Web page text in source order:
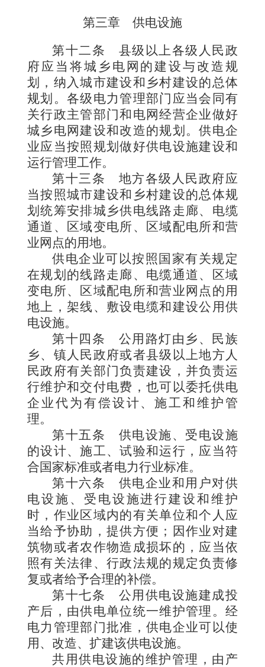
第三章 供电设施
第十二条 县级以上各级人民政
府应当将城乡电网的建设与改造规
划，纳入城市建设和乡村建设的总体
规划。各级电力管理部门应当会同有
关行政主管部门和电网经营企业做好
城乡电网建设和改造的规划。供电企
业应当按照规划做好供电设施建设和
运行管理工作。
第十三条 地方各级人民政府应
当按照城市建设和乡村建设的总体规
划统筹安排城乡供电线路走廊、电缆
通道、区域变电所、区域配电所和营
业网点的用地。
供电企业可以按照国家有关规定
在规划的线路走廊、电缆通道、区域
变电所、区域配电所和营业网点的用
地上，架线、敷设电缆和建设公用供
电设施。
第十四条 公用路灯由乡、民族
乡、镇人民政府或者县级以上地方人
民政府有关部门负责建设，并负责运
行维护和交付电费，也可以委托供电
企业代为有偿设计、施工和维护管
理。
第十五条 供电设施、受电设施
的设计、施工、试验和运行，应当符
合国家标准或者电力行业标准。
第十六条 供电企业和用户对供
电设施、受电设施进行建设和维护
时，作业区域内的有关单位和个人应
当给予协助，提供方便；因作业对建
筑物或者农作物造成损坏的，应当依
照有关法律、行政法规的规定负责修
复或者给予合理的补偿。
第十七条 公用供电设施建成投
产后，由供电单位统一维护管理。经
电力管理部门批准，供电企业可以使
用、改造、扩建该供电设施。
共用供电设施的维护管理，由产